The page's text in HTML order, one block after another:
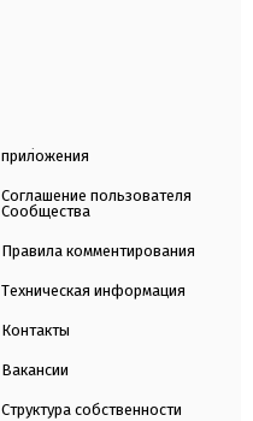
приложения
Соглашение пользователя
Сообщества
Правила комментирования
Техническая информация
Контакты
Вакансии
Структура собственности